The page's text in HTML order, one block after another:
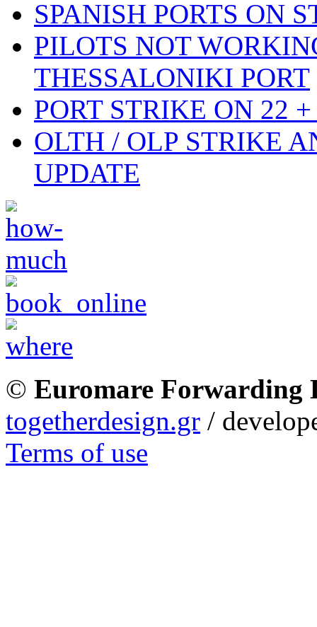
SPANISH PORTS ON
PILOTS NOT
THESSALONIKI PORT
PORT STRIKE ON 22
OLTH / OLP STRIKE
UPDATE
© Euromare Forwarding
togetherdesign.gr /
Terms of use